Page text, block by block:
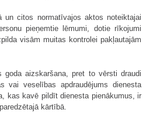
un citos normatīvajos aktos noteiktajai
pieņemtie lēmumi, dotie rīkojumi
visām muitas kontrolei pakļautajām
goda aizskaršana, pret to vērsti draudi
vai veselības apdraudējums dienesta
kas kavē pildīt dienesta pienākumus, ir
kārtībā.